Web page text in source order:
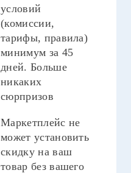
условий
(комиссии,
тарифы, правила)
минимум за 45
дней. Больше
никаких
сюрпризов
Маркетплейс не
может установить
скидку на ваш
товар без вашего